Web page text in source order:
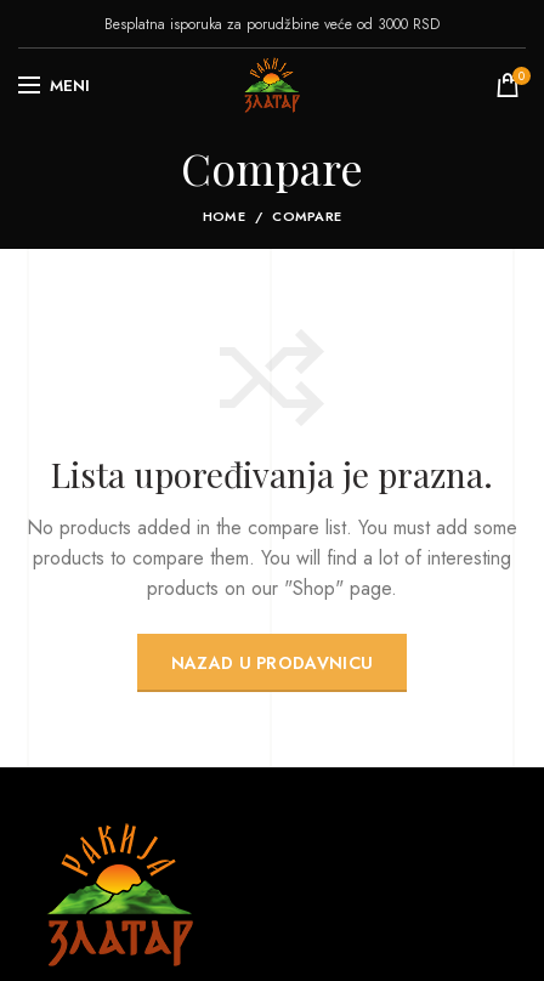
Besplatna isporuka za porudžbine veće od 3000 RSD
MENI 0
Compare
HOME COMPARE
Lista upoređivanja je prazna.
No products added in the compare list. You must add some
products to compare them. You will find a lot of interesting
products on our "Shop" page.
NAZAD U PRODAVNICU